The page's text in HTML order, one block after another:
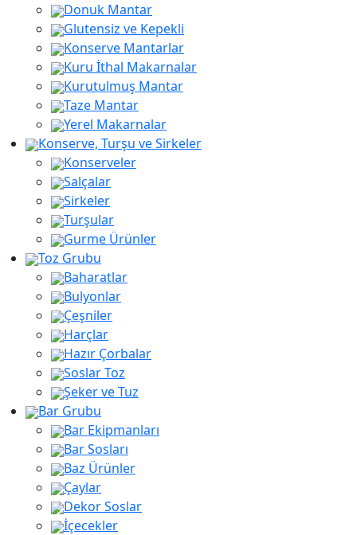
Donuk Mantar
Glutensiz ve Kepekli
Konserve Mantarlar
Kuru İthal Makarnalar
Kurutulmuş Mantar
Taze Mantar
Yerel Makarnalar
Konserve, Turşu ve Sirkeler
Konserveler
Salçalar
Sirkeler
Turşular
Gurme Ürünler
Toz Grubu
Baharatlar
Bulyonlar
Çeşniler
Harçlar
Hazır Çorbalar
Soslar Toz
Şeker ve Tuz
Bar Grubu
Bar Ekipmanları
Bar Sosları
Baz Ürünler
Çaylar
Dekor Soslar
İçecekler